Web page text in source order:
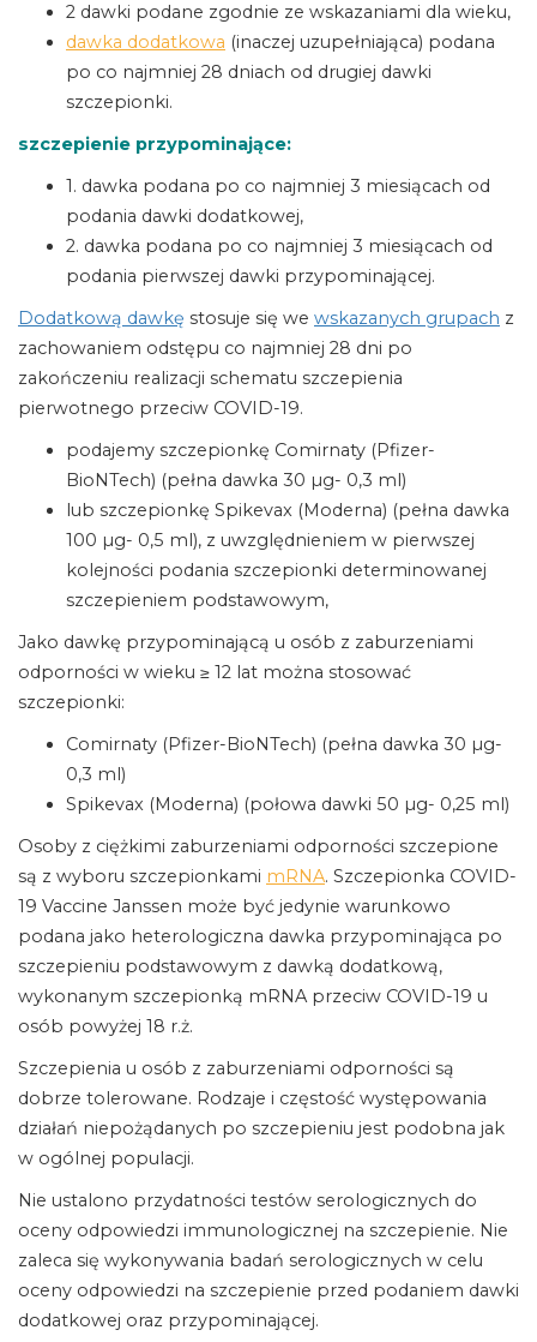
2 dawki podane zgodnie ze wskazaniami dla wieku,
dawka dodatkowa (inaczej uzupełniająca) podana
po co najmniej 28 dniach od drugiej dawki
szczepionki.
szczepienie przypominające:
1. dawka podana po co najmniej 3 miesiącach od
podania dawki dodatkowej,
2. dawka podana po co najmniej 3 miesiącach od
podania pierwszej dawki przypominającej.
Dodatkową dawkę stosuje się we wskazanych grupach z
zachowaniem odstępu co najmniej 28 dni po
zakończeniu realizacji schematu szczepienia
pierwotnego przeciw COVID-19.
podajemy szczepionkę Comirnaty (Pfizer-
BioNTech) (pełna dawka 30 µg- 0,3 ml)
lub szczepionkę Spikevax (Moderna) (pełna dawka
100 µg- 0,5 ml), z uwzględnieniem w pierwszej
kolejności podania szczepionki determinowanej
szczepieniem podstawowym,
Jako dawkę przypominającą u osób z zaburzeniami
odporności w wieku ≥ 12 lat można stosować
szczepionki:
Comirnaty (Pfizer-BioNTech) (pełna dawka 30 µg-
0,3 ml)
Spikevax (Moderna) (połowa dawki 50 µg- 0,25 ml)
Osoby z ciężkimi zaburzeniami odporności szczepione
są z wyboru szczepionkami mRNA. Szczepionka COVID-
19 Vaccine Janssen może być jedynie warunkowo
podana jako heterologiczna dawka przypominająca po
szczepieniu podstawowym z dawką dodatkową,
wykonanym szczepionką mRNA przeciw COVID-19 u
osób powyżej 18 r.ż.
Szczepienia u osób z zaburzeniami odporności są
dobrze tolerowane. Rodzaje i częstość występowania
działań niepożądanych po szczepieniu jest podobna jak
w ogólnej populacji.
Nie ustalono przydatności testów serologicznych do
oceny odpowiedzi immunologicznej na szczepienie. Nie
zaleca się wykonywania badań serologicznych w celu
oceny odpowiedzi na szczepienie przed podaniem dawki
dodatkowej oraz przypominającej.